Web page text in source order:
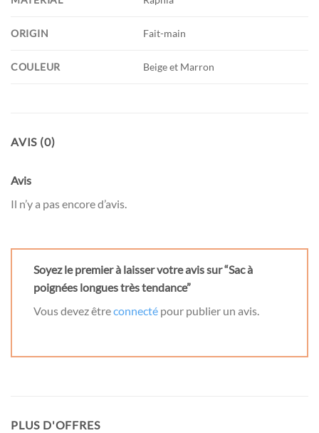
ORIGIN Fait-main
COULEUR Beige et Marron
AVIS (0)
Avis
Il n’y a pas encore d’avis.
Soyez le premier à laisser votre avis sur “Sac à
poignées longues très tendance”
Vous devez êtreconnecté pour publier un avis.
PLUS D'OFFRES